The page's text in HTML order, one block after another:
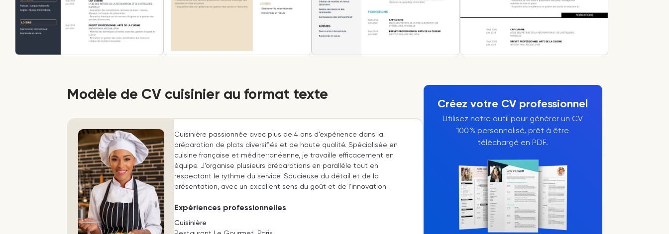
Créez votre CV professionnel
Utilisez notre outil pour générer un CV
100 % personnalisé, prêt à être
téléchargé en PDF.
Modèle de CV cuisinier au format texte
Cuisinière passionnée avec plus de 4 ans d’expérience dans la
préparation de plats diversifiés et de haute qualité. Spécialisée en
cuisine française et méditerranéenne, je travaille efficacement en
équipe. J’organise plusieurs préparations en parallèle tout en
respectant le rythme du service. Soucieuse du détail et de la
présentation, avec un excellent sens du goût et de l’innovation.
Expériences professionnelles
Cuisinière